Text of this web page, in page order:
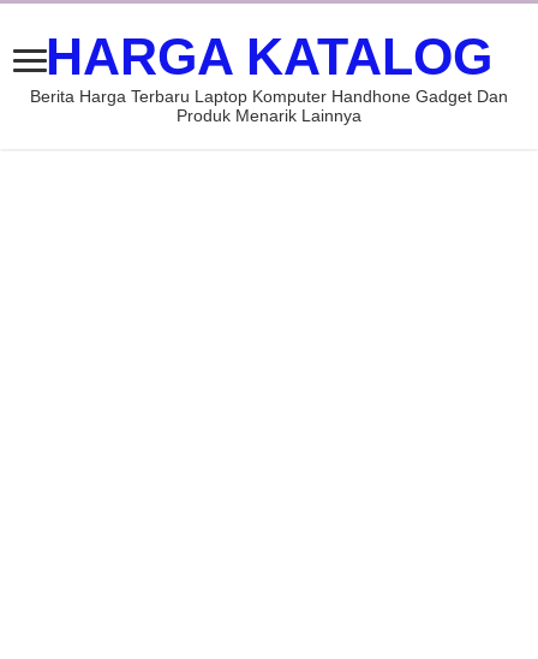
HARGA KATALOG
Berita Harga Terbaru Laptop Komputer Handhone Gadget Dan
Produk Menarik Lainnya